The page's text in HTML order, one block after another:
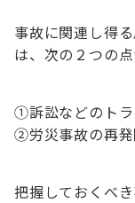
事故に関連し得
は、次の２つの
①訴訟などのト
②労災事故の再発
把握しておくべき